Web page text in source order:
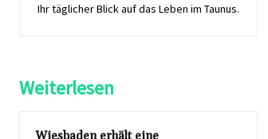
Ihr täglicher Blick auf das Leben im Taunus.
Weiterlesen